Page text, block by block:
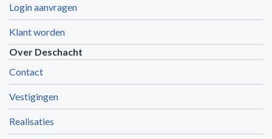
Login aanvragen
Klant worden
Over Deschacht
Contact
Vestigingen
Realisaties